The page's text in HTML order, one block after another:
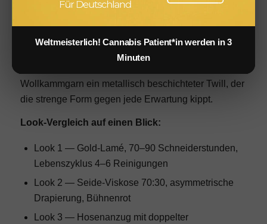
— ein bewusster Genderfluid-Ansatz, der zur DNA
an die internationale Diskussion um fluide Mode-
Donna Karan
Wollkammgarn ein metallisch beschichteter Twill, der
die strenge Form gegen jede Erwartung kippt.
Look-Vergleich auf einen Blick:
Look 1 — Gold-Lamé, 70–90 Schneiderstunden,
Lebenszyklus 4–6 Reinigungen
Look 2 — Seide-Viskose 70:30, asymmetrische
Drapierung, Bühnenrot
Look 3 — Hosenanzug mit doppelter
Weltmeisterlich! Cannabis Patient*in werden in 3
Minuten